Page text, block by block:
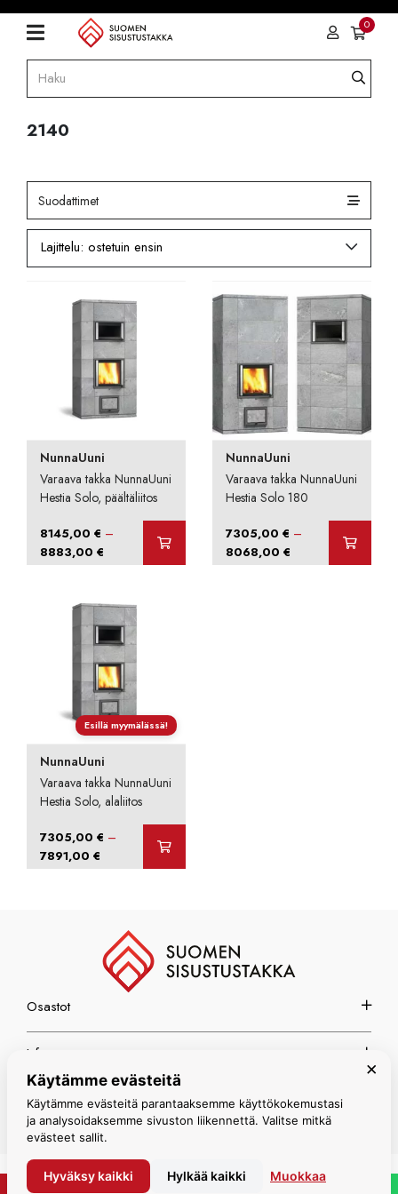
0
2140
Suodattimet
NunnaUuni
Varaava takka NunnaUuni
Hestia Solo, päältäliitos
8145,00€ –
8883,00€ Hintaluokka:
8145,00 €
8883,00 €
NunnaUuni
Varaava takka NunnaUuni
Hestia Solo 180
7305,00€ –
8068,00€ Hintaluokka:
7305,00 €
Esillä myymälässä!
NunnaUuni
Varaava takka NunnaUuni
Hestia Solo, alaliitos
7305,00€ –
7891,00€ Hintaluokka:
7305,00 €
Osastot
Info
Espoon myymälä
© Suomen Sisustustakka 2026
×
Käytämme evästeitä
Käytämme evästeitä parantaaksemme käyttökokemustasi
ja analysoidaksemme sivuston liikennettä. Valitse mitkä
evästeet sallit.
Hyväksy kaikki Hylkää kaikki Muokkaa